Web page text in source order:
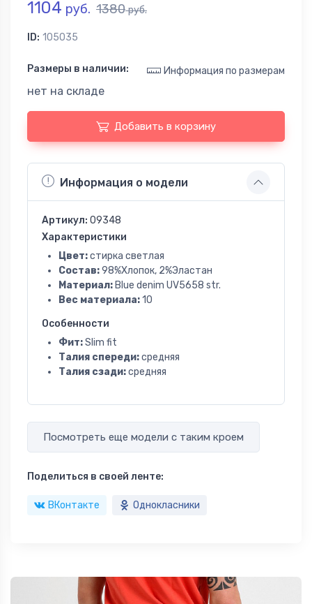
1104 руб. 1380руб.
ID: 105035
Размеры в наличии: Информация по размерам
нет на складе
Добавить в корзину
Информация о модели
Артикул: 09348
Характеристики
Цвет:стирка светлая
Состав:98%Хлопок, 2%Эластан
Материал: Blue denim UV5658 str.
Вес материала:10
Особенности
Фит:Slim fit
Талия спереди:средняя
Талия сзади:средняя
Посмотреть еще модели с таким кроем
Поделиться в своей ленте:
ВКонтакте Однокласники